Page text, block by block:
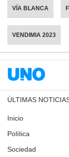
VÍA BLANCA
VENDIMIA 2023
ÚLTIMAS
Inicio
Política
Sociedad